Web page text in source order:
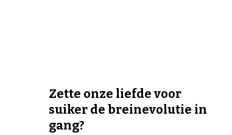
Zette onze liefde voor
suiker de breinevolutie in
gang?